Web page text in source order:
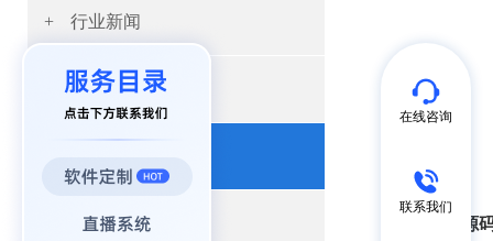
+ 行业新闻
产品动态
App开发
陪玩系统源
在线咨询
联系我们